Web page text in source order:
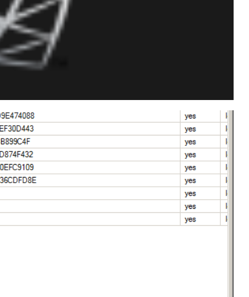
e roles do SQL
e